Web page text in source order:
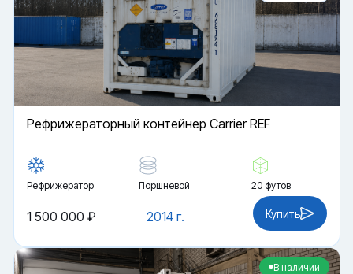
Рефрижераторный контейнер Carrier REF
Рефрижератор Поршневой 20 футов
2014 г.
1 500 000 ₽ Купить
В наличии